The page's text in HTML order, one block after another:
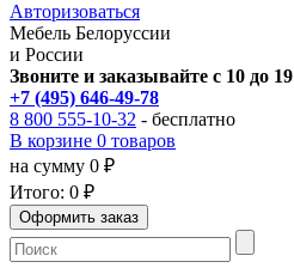
Авторизоваться
Мебель Белоруссии
и России
Звоните и заказывайте с 10 до 19
+7 (495) 646-49-78
8 800 555-10-32 - бесплатно
В корзине 0 товаров
на сумму 0 ₽
Итого: 0 ₽